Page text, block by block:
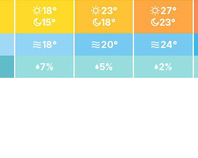
18°
15°
18°
7%
23°
18°
20°
5%
27°
23°
24°
2%